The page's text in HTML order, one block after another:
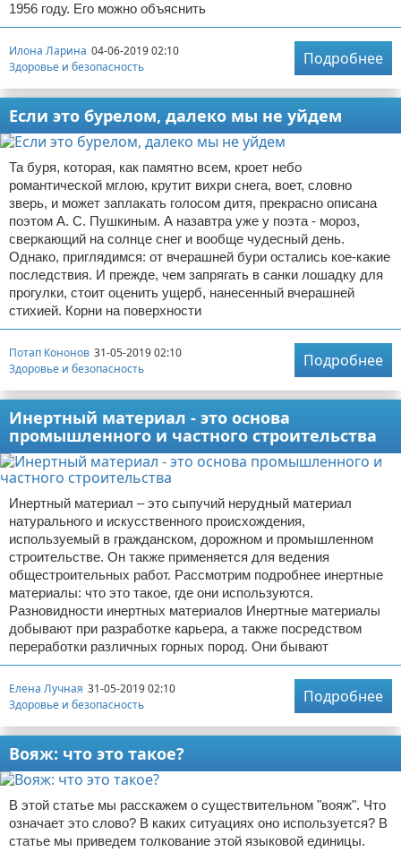
1956 году. Его можно объяснить
Илона Ларина 04-06-2019 02:10
Здоровье и безопасность
Подробнее
Если это бурелом, далеко мы не уйдем
Та буря, которая, как памятно всем, кроет небо
романтической мглою, крутит вихри снега, воет, словно
зверь, и может заплакать голосом дитя, прекрасно описана
поэтом А. С. Пушкиным. А назавтра уже у поэта - мороз,
сверкающий на солнце снег и вообще чудесный день.
Однако, приглядимся: от вчерашней бури остались кое-какие
последствия. И прежде, чем запрягать в санки лошадку для
прогулки, стоит оценить ущерб, нанесенный вчерашней
стихией. Корни на поверхности
Потап Кононов 31-05-2019 02:10
Здоровье и безопасность
Подробнее
Инертный материал - это основа
промышленного и частного строительства
Инертный материал – это сыпучий нерудный материал
натурального и искусственного происхождения,
используемый в гражданском, дорожном и промышленном
строительстве. Он также применяется для ведения
общестроительных работ. Рассмотрим подробнее инертные
материалы: что это такое, где они используются.
Разновидности инертных материалов Инертные материалы
добывают при разработке карьера, а также посредством
переработки различных горных пород. Они бывают
Елена Лучная 31-05-2019 02:10
Здоровье и безопасность
Подробнее
Вояж: что это такое?
В этой статье мы расскажем о существительном "вояж". Что
означает это слово? В каких ситуациях оно используется? В
статье мы приведем толкование этой языковой единицы.